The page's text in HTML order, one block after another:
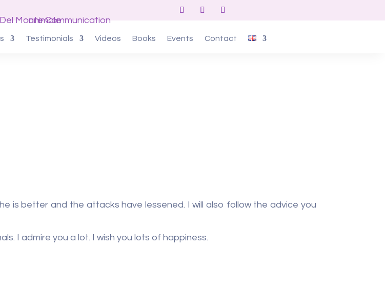
Testimonials Videos Books Events Contact
is better and the attacks have lessened. I will also follow the advice you
I admire you a lot. I wish you lots of happiness.